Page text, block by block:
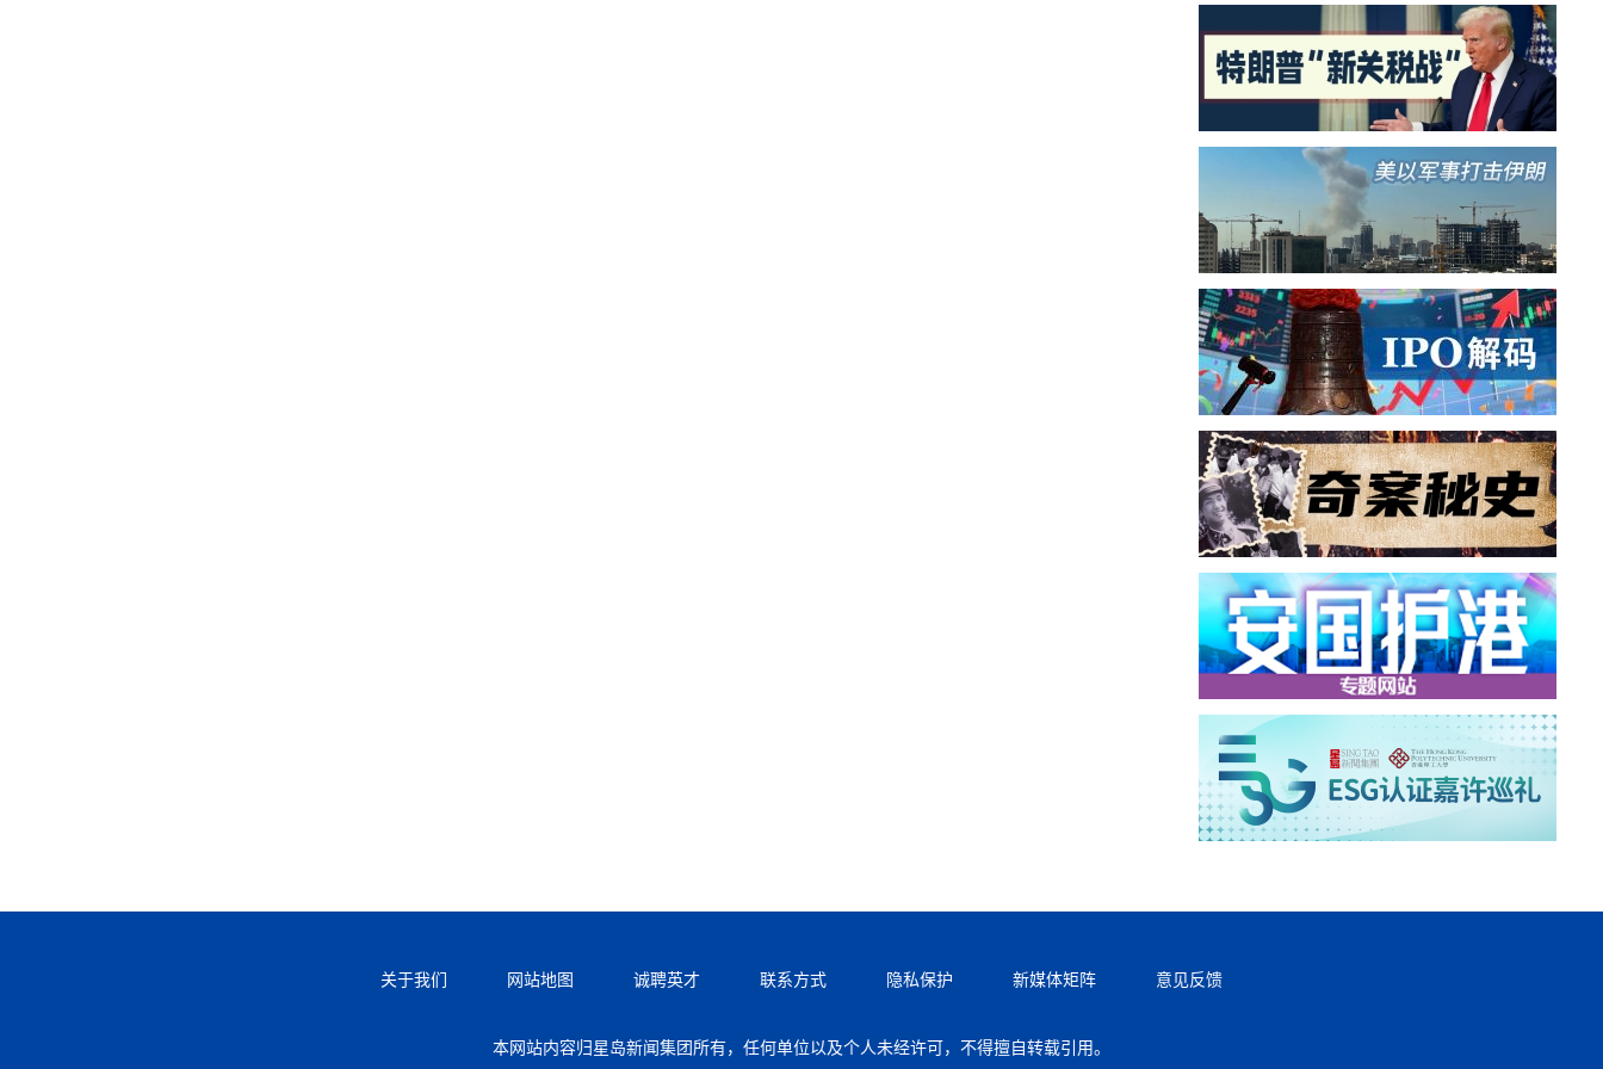
关于我们 网站地图 诚聘英才 联系方式 隐私保护 新媒体矩阵 意见反馈
本网站内容归星岛新闻集团所有，任何单位以及个人未经许可，不得擅自转载引用。